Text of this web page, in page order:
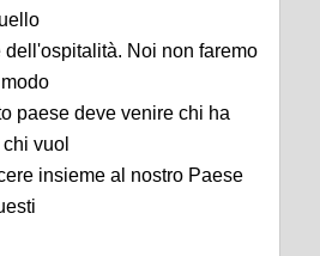
Noi non faremo
paese deve venire chi ha
vuol
insieme al nostro Paese